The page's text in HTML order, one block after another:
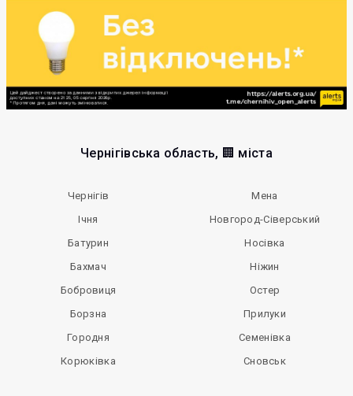
Чернігівська область, 🏢 міста
Чернігів
Ічня
Батурин
Бахмач
Бобровиця
Борзна
Городня
Корюківка
Мена
Новгород-Сіверський
Носівка
Ніжин
Остер
Прилуки
Семенівка
Сновськ